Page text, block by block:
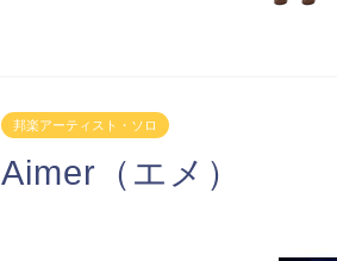
邦楽アーティスト・ソロ
Aimer（エメ）